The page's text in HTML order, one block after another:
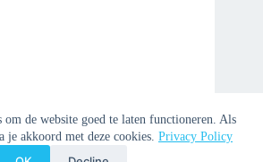
de website goed te laten functioneren. Als
je akkoord met deze cookies. Privacy Policy